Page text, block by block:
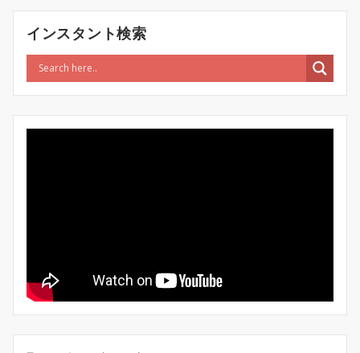
インスタント検索